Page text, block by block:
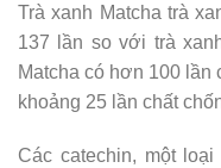
Trà xanh Matcha trà
137 lần so với trà
Matcha có hơn 100 lần
khoảng 25 lần chất
Các catechin, một